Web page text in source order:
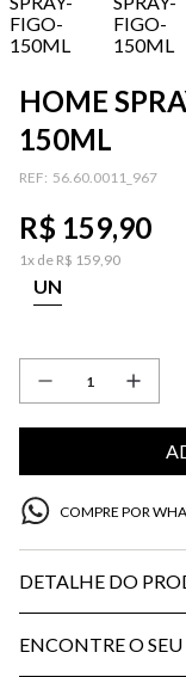
HOME
150ML
: 56.60.0011_967
R$ 159,90
1x de R$ 159,90
UN
COMPRE POR
DETALHE DO
ENCONTRE O